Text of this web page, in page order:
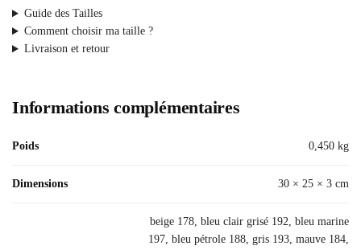
Guide des Tailles
Comment choisir ma taille ?
Livraison et retour
Informations complémentaires
Poids 0,450 kg
Dimensions 30 × 25 × 3 cm
beige 178, bleu clair grisé 192, bleu marine
197, bleu pétrole 188, gris 193, mauve 184,